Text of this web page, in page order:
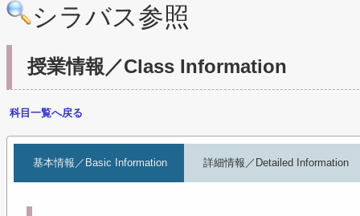
シラバス参照
授業情報／Class Information
科目一覧へ戻る
基本情報／Basic Information 詳細情報／Detailed Information